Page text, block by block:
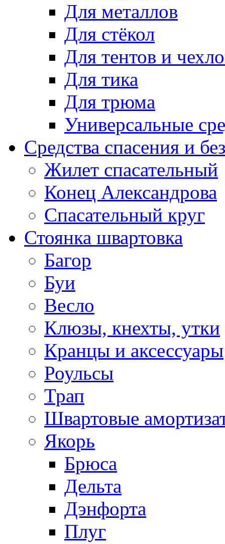
Для металлов
Для стёкол
Для тентов и
Для тика
Для трюма
Универсальные
Средства спасения и
Жилет спасательный
Конец Александрова
Спасательный круг
Стоянка швартовка
Багор
Буи
Весло
Клюзы, кнехты, утки
Кранцы и аксессуары
Роульсы
Трап
Швартовые
Якорь
Брюса
Дельта
Дэнфорта
Плуг